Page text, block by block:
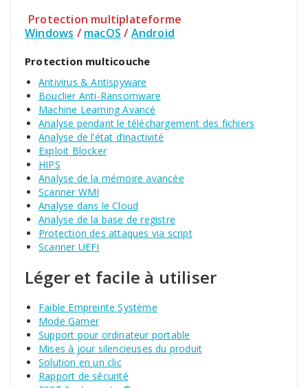
Protection multiplateforme
Windows / macOS / Android
Protection multicouche
Antivirus & Antispyware
Bouclier Anti-Ransomware
Machine Learning Avancé
Analyse pendant le téléchargement des fichiers
Analyse de l’état d’inactivité
Exploit Blocker
HIPS
Analyse de la mémoire avancée
Scanner WMI
Analyse dans le Cloud
Analyse de la base de registre
Protection des attaques via script
Scanner UEFI
Léger et facile à utiliser
Faible Empreinte Système
Mode Gamer
Support pour ordinateur portable
Mises à jour silencieuses du produit
Solution en un clic
Rapport de sécurité